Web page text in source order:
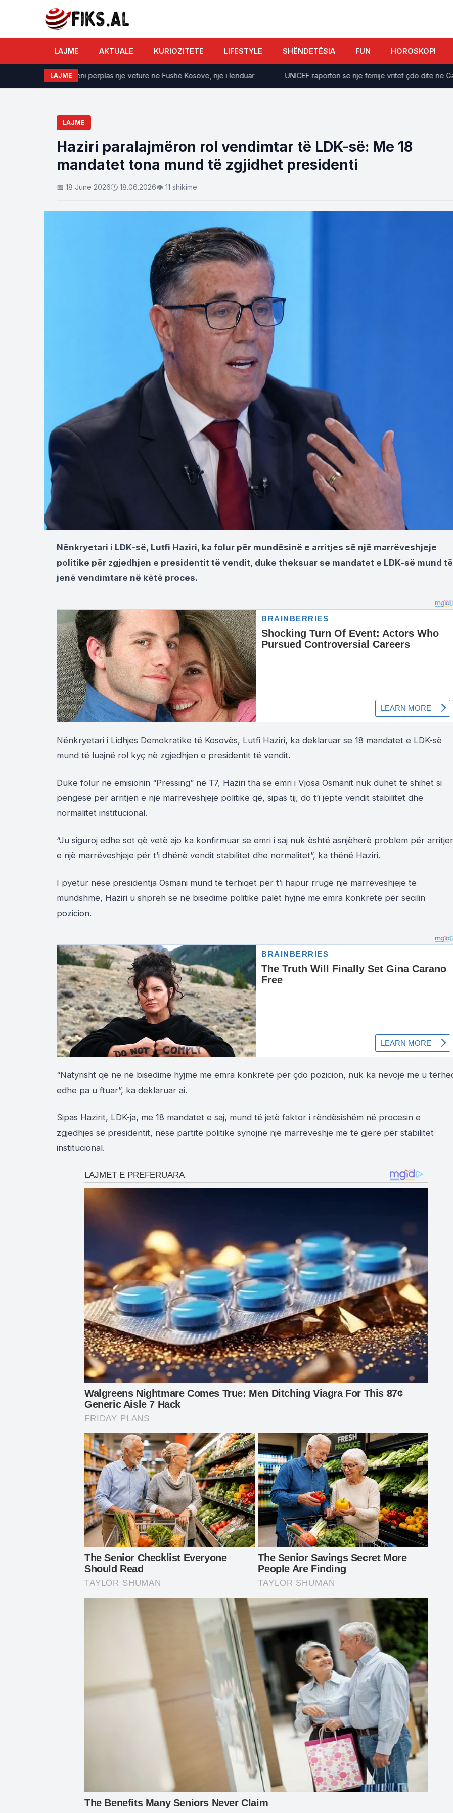
LAJME AKTUALE KURIOZITETE LIFESTYLE SHËNDETËSIA FUN HOROSKOPI
LAJME
Treni përplas një veturë në Fushë Kosovë, një i lënduar UNICEF raporton se një fëmijë vritet çdo ditë në Gaza
LAJME
Haziri paralajmëron rol vendimtar të LDK-së: Me 18
mandatet tona mund të zgjidhet presidenti
📅 18 June 2026🕐 18.06.2026👁 11 shikime
Nënkryetari i LDK-së, Lutfi Haziri, ka folur për mundësinë e arritjes së një marrëveshjeje
politike për zgjedhjen e presidentit të vendit, duke theksuar se mandatet e LDK-së mund të
jenë vendimtare në këtë proces.
Nënkryetari i Lidhjes Demokratike të Kosovës, Lutfi Haziri, ka deklaruar se 18 mandatet e LDK-së
mund të luajnë rol kyç në zgjedhjen e presidentit të vendit.
Duke folur në emisionin “Pressing” në T7, Haziri tha se emri i Vjosa Osmanit nuk duhet të shihet si
pengesë për arritjen e një marrëveshjeje politike që, sipas tij, do t’i jepte vendit stabilitet dhe
normalitet institucional.
“Ju siguroj edhe sot që vetë ajo ka konfirmuar se emri i saj nuk është asnjëherë problem për
e një marrëveshjeje për t’i dhënë vendit stabilitet dhe normalitet”, ka thënë Haziri.
I pyetur nëse presidentja Osmani mund të tërhiqet për t’i hapur rrugë një marrëveshjeje të
mundshme, Haziri u shpreh se në bisedime politike palët hyjnë me emra konkretë për secilin
pozicion.
“Natyrisht që ne në bisedime hyjmë me emra konkretë për çdo pozicion, nuk ka nevojë me u
edhe pa u ftuar”, ka deklaruar ai.
Sipas Hazirit, LDK-ja, me 18 mandatet e saj, mund të jetë faktor i rëndësishëm në procesin e
zgjedhjes së presidentit, nëse partitë politike synojnë një marrëveshje më të gjerë për stabilitet
institucional.